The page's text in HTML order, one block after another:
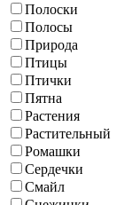
Полоски
Полосы
Природа
Птицы
Птички
Пятна
Растения
Растительный
Ромашки
Сердечки
Смайл